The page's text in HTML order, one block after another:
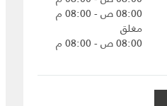
08:00 ص - 08:00 م
مغلق
08:00 ص - 08:00 م